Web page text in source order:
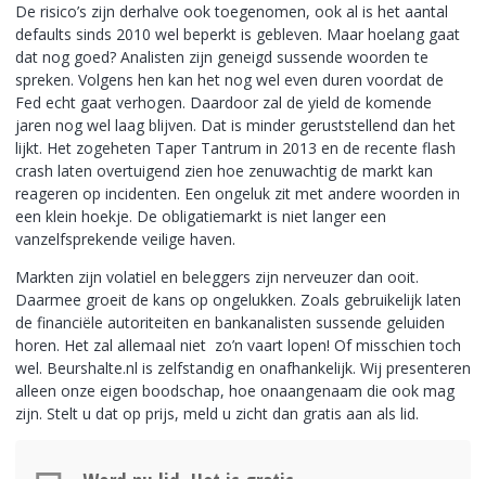
De risico’s zijn derhalve ook toegenomen, ook al is het aantal
defaults sinds 2010 wel beperkt is gebleven. Maar hoelang gaat
dat nog goed? Analisten zijn geneigd sussende woorden te
spreken. Volgens hen kan het nog wel even duren voordat de
Fed echt gaat verhogen. Daardoor zal de yield de komende
jaren nog wel laag blijven. Dat is minder geruststellend dan het
lijkt. Het zogeheten Taper Tantrum in 2013 en de recente flash
crash laten overtuigend zien hoe zenuwachtig de markt kan
reageren op incidenten. Een ongeluk zit met andere woorden in
een klein hoekje. De obligatiemarkt is niet langer een
vanzelfsprekende veilige haven.
Markten zijn volatiel en beleggers zijn nerveuzer dan ooit.
Daarmee groeit de kans op ongelukken. Zoals gebruikelijk laten
de financiële autoriteiten en bankanalisten sussende geluiden
horen. Het zal allemaal niet zo’n vaart lopen! Of misschien toch
wel. Beurshalte.nl is zelfstandig en onafhankelijk. Wij presenteren
alleen onze eigen boodschap, hoe onaangenaam die ook mag
zijn. Stelt u dat op prijs, meld u zicht dan gratis aan als lid.